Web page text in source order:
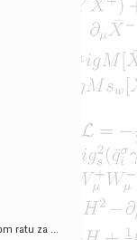
ratu za ...